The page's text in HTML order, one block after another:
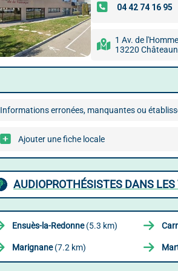
1 Av. de
13220
Informations erronées, manquantes ou
Ajouter une fiche locale
AUDIOPROTHÉSISTES DANS
Ensuès-la-Redonne(5.3 km)
Marignane(7.2 km)